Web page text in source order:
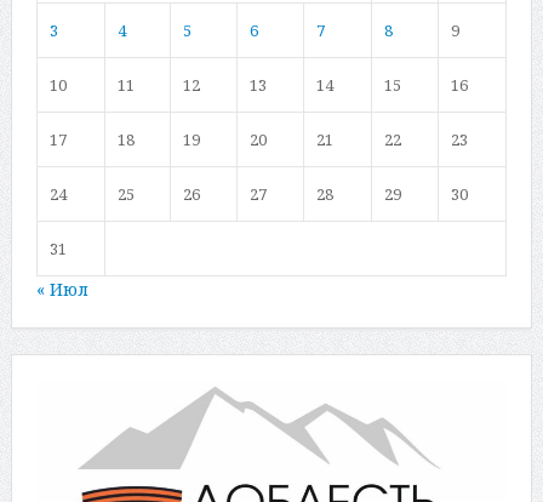
3 4 5 6 7 8 9
10 11 12 13 14 15 16
17 18 19 20 21 22 23
24 25 26 27 28 29 30
31
« Июл